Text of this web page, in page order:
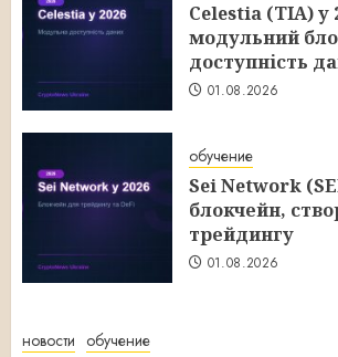
Celestia (TIA) у
модульний
доступність
01.08.2026
обучение
Sei Network
блокчейн,
трейдингу
01.08.2026
новости обучение